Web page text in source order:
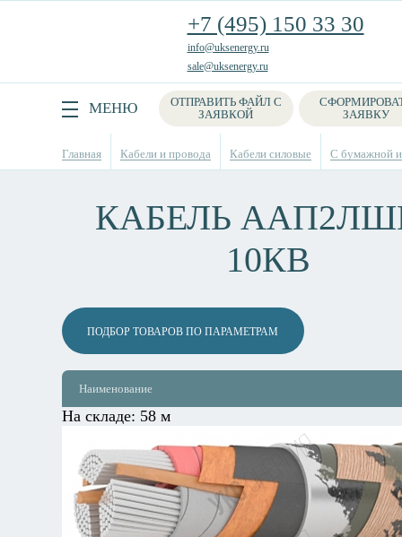
+7 (495) 150 33 30
info@uksenergy.ru
sale@uksenergy.ru
МЕНЮ
ОТПРАВИТЬ ФАЙЛ С
ЗАЯВКОЙ
ЗАЯВКУ
Поиск
Главная Кабели и провода Кабели силовые С бумажной
КАБЕЛЬ
10КВ
ПОДБОР ТОВАРОВ ПО ПАРАМЕТРАМ
Наименование
На складе: 58 м